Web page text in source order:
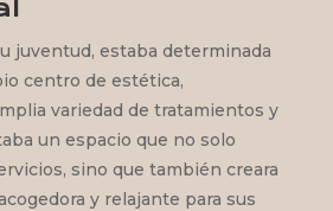
juventud, estaba determinada
centro de estética,
variedad de tratamientos y
un espacio que no solo
sino que también creara
y relajante para sus